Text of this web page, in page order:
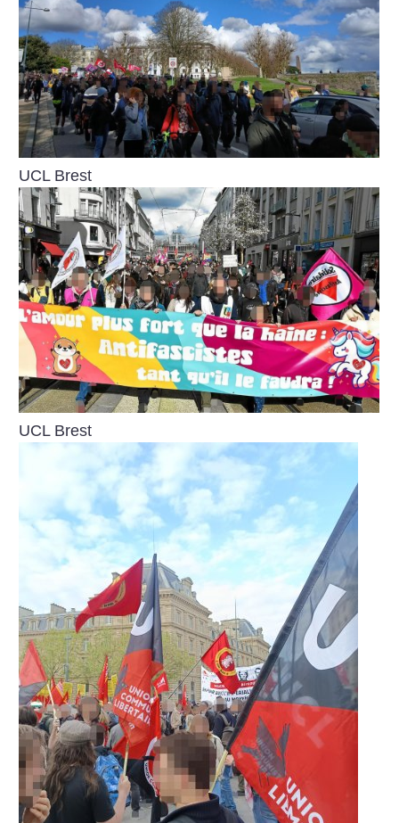
UCL Brest
UCL Brest